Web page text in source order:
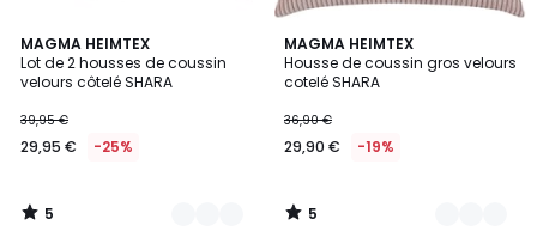
MAGMA HEIMTEX
Lot de 2 housses de coussin
velours côtelé SHARA
39,95 €
29,95 € -25%
5
/
5
11
Couleurs
5
/
MAGMA HEIMTEX
Housse de coussin gros velours
cotelé SHARA
36,90 €
29,90 € -19%
5
/
5
11
Couleurs
5
/